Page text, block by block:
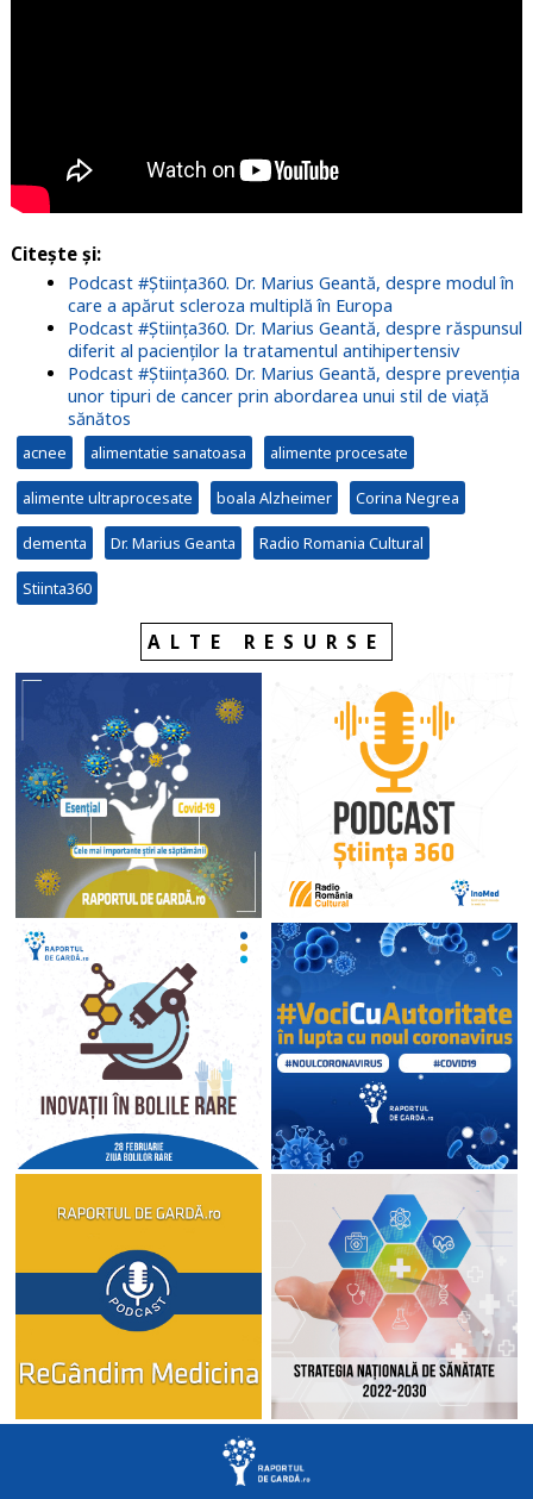
Citește și:
Podcast #Știința360. Dr. Marius Geantă, despre modul în
care a apărut scleroza multiplă în Europa
Podcast #Știința360. Dr. Marius Geantă, despre răspunsul
diferit al pacienților la tratamentul antihipertensiv
Podcast #Știința360. Dr. Marius Geantă, despre prevenția
unor tipuri de cancer prin abordarea unui stil de viață
sănătos
acnee alimentatie sanatoasa alimente procesate
alimente ultraprocesate boala Alzheimer Corina Negrea
dementa Dr. Marius Geanta Radio Romania Cultural
Stiinta360
ALTE RESURSE